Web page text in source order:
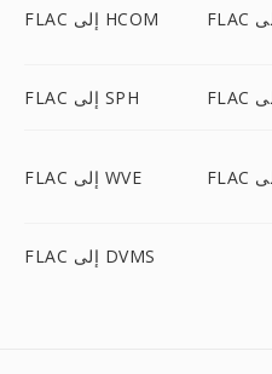
FLAC إلى HCOM
FLAC إلى SPH
FLAC إلى WVE
FLAC إلى DVMS